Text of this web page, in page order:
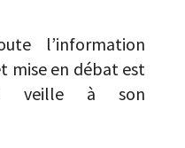
l’information
mise en débat est
veille à son